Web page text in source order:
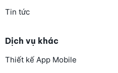
Tin tức
Dịch vụ khác
Thiết kế App Mobile